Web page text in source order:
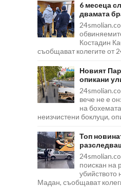
6 месеца
двамата
Костадин
съобщават колегите от
Новият
опикани
вече не е
на
неизчистени боклуци,
Топ
поискан на
убийството
Мадан, съобщават